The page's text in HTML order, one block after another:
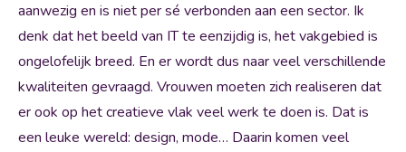
aanwezig en is niet per sé verbonden aan een sector. Ik
denk dat het beeld van IT te eenzijdig is, het vakgebied is
ongelofelijk breed. En er wordt dus naar veel verschillende
kwaliteiten gevraagd. Vrouwen moeten zich realiseren dat
er ook op het creatieve vlak veel werk te doen is. Dat is
een leuke wereld: design, mode… Daarin komen veel